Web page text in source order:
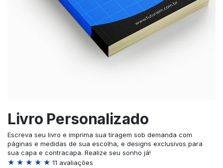
Livro Personalizado
Escreva seu livro e imprima sua tiragem sob demanda com
páginas e medidas de sua escolha, e designs exclusivos para
sua capa e contracapa. Realize seu sonho já!
★ ★ ★ ★ ★ 11 avaliações